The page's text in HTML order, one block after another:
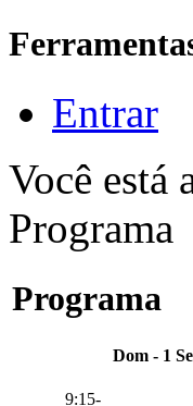
Entrar
Você está
Programa
Programa
Dom - 1
9:15-